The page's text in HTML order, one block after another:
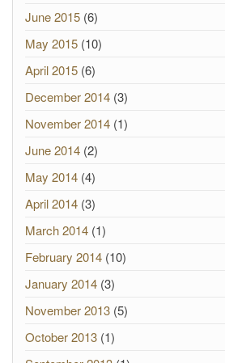
June 2015 (6)
May 2015 (10)
April 2015 (6)
December 2014 (3)
November 2014 (1)
June 2014 (2)
May 2014 (4)
April 2014 (3)
March 2014 (1)
February 2014 (10)
January 2014 (3)
November 2013 (5)
October 2013 (1)